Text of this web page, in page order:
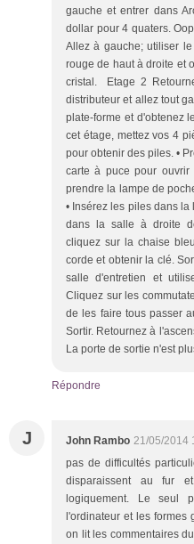
gauche et entrer dans
dollar pour 4 quaters.
Allez à gauche; utiliser
rouge de haut à droite et
cristal. Etage 2
distributeur et allez tout
plate-forme et d'obtenez
cet étage, mettez vos 4
pour obtenir des piles. •
carte à puce pour ouvrir
prendre la lampe de
• Insérez les piles dans
dans la salle à droite
cliquez sur la chaise
corde et obtenir la clé.
salle d'entretien et
Cliquez sur les
de les faire tous passer
Sortir. Retournez à
La porte de sortie n'est
Répondre
J John Rambo 21/05/2014
pas de difficultés
disparaissent au fur
logiquement. Le seul
l'ordinateur et les formes
on lit les commentaires